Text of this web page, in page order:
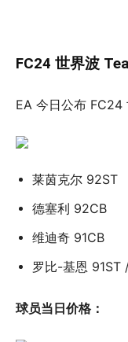
FC24 世界波
EA 今日公布 FC24
莱茵克尔 92ST
德塞利 92CB
维迪奇 91CB
罗比-基恩 91ST
球员当日价格：